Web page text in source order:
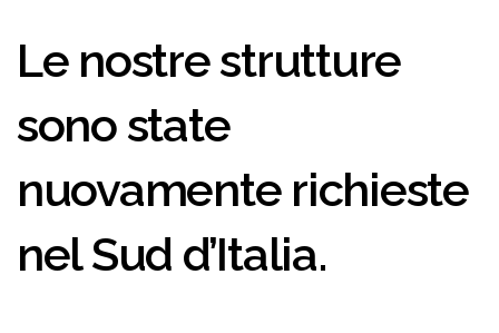
Le nostre strutture
sono state
nuovamente richieste
nel Sud d’Italia.